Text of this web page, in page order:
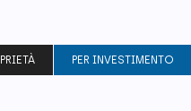
PER INVESTIMENTO